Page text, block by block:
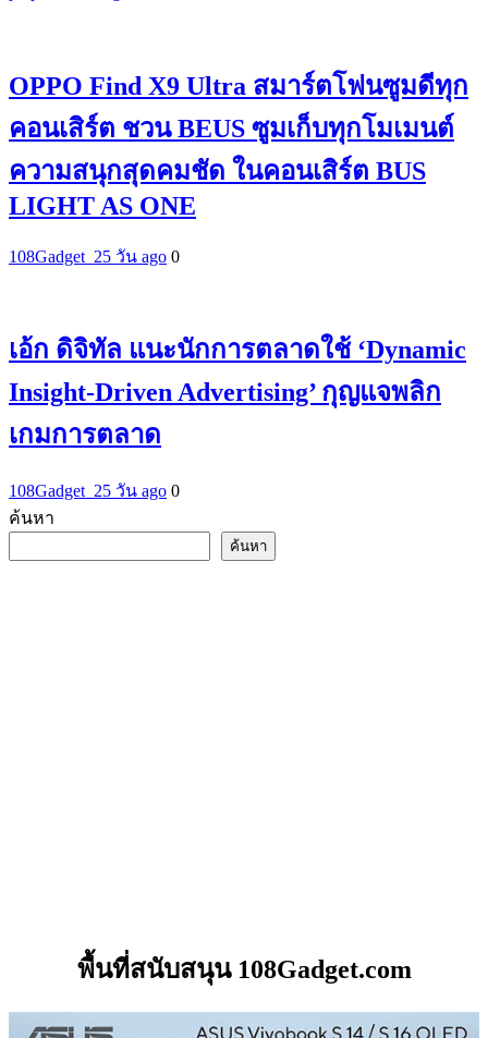
OPPO Find X9 Ultra สมาร์ตโฟนซูมดีทุก
คอนเสิร์ต ชวน BEUS ซูมเก็บทุกโมเมนต์
ความสนุกสุดคมชัด ในคอนเสิร์ต BUS
LIGHT AS ONE
108Gadget_25 วัน ago 0
เอ้ก ดิจิทัล แนะนักการตลาดใช้ ‘Dynamic
Insight-Driven Advertising’ กุญแจพลิก
เกมการตลาด
108Gadget_25 วัน ago 0
ค้นหา
ค้นหา
พื้นที่สนับสนุน 108Gadget.com